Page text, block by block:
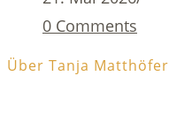
0 Comments
Über Tanja Matthöfer